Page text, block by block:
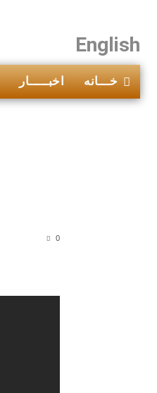
English
اخبـــــار خـــانه
0